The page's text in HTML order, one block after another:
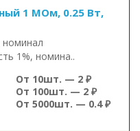
1 МОм, 0.25 Вт,
1%, номина..
От 10шт. — 2 ₽
От 100шт. — 2 ₽
От 5000шт. — 0.4 ₽